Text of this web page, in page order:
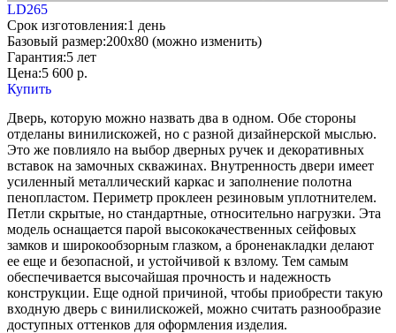
LD265
Срок изготовления:1 день
Базовый размер:200x80 (можно изменить)
Гарантия:5 лет
Цена:5 600 р.
Купить
Дверь, которую можно назвать два в одном. Обе стороны
отделаны винилискожей, но с разной дизайнерской мыслью.
Это же повлияло на выбор дверных ручек и декоративных
вставок на замочных скважинах. Внутренность двери имеет
усиленный металлический каркас и заполнение полотна
пенопластом. Периметр проклеен резиновым уплотнителем.
Петли скрытые, но стандартные, относительно нагрузки. Эта
модель оснащается парой высококачественных сейфовых
замков и широкообзорным глазком, а броненакладки делают
ее еще и безопасной, и устойчивой к взлому. Тем самым
обеспечивается высочайшая прочность и надежность
конструкции. Еще одной причиной, чтобы приобрести такую
входную дверь с винилискожей, можно считать разнообразие
доступных оттенков для оформления изделия.